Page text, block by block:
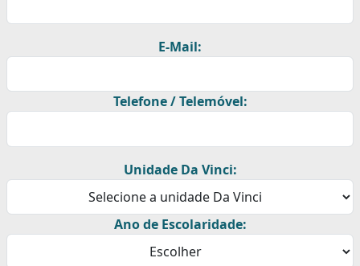
E-Mail:
Telefone / Telemóvel:
Unidade Da Vinci:
Ano de Escolaridade: